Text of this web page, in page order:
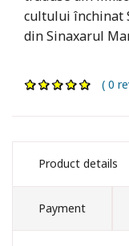
cultului închinat
din Sinaxarul
( 0
Product details
Payment